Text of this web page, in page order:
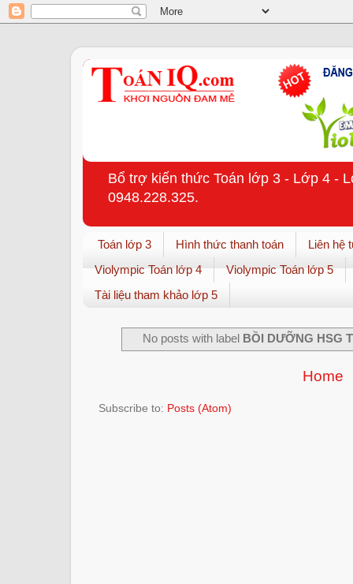
Bổ trợ kiến thức Toán lớp 3 - Lớp 4 -
0948.228.325.
Toán lớp 3 Hình thức thanh toán
Liên hệ
Violympic Toán lớp 4
Violympic Toán lớp 5
Tài liệu tham khảo lớp 5
No posts with label BỒI DƯỠNG HSG
Home
Subscribe to: Posts (Atom)